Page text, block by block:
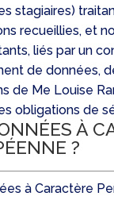
stagiaires)
recueillies, et
liés par un
de données,
de Me Louise
obligations de
À
?
à Caractère